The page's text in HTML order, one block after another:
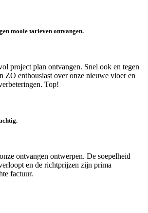
mooie tarieven ontvangen.
project plan ontvangen. Snel ook en tegen
ZO enthousiast over onze nieuwe vloer en
Top!
ontvangen ontwerpen. De soepelheid
en de richtprijzen zijn prima
factuur.